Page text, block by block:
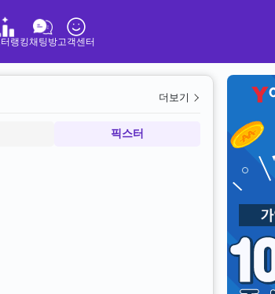
랭킹채팅방고객센터
더보기
픽스터